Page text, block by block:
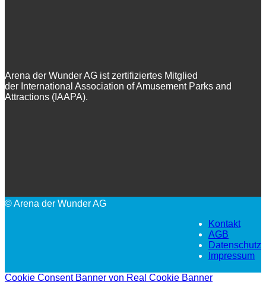
Arena der Wunder AG ist zertifiziertes Mitglied
der International Association of Amusement Parks and
Attractions (IAAPA).
© Arena der Wunder AG
Kontakt
AGB
Datenschutz
Impressum
Cookie Consent Banner von Real Cookie Banner